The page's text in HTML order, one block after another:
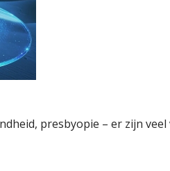
presbyopie – er zijn